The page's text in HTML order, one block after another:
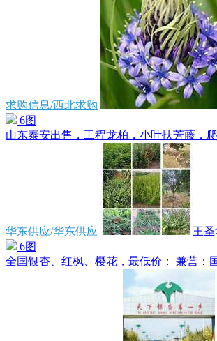
求购信息/西北求购
6图
山东泰安出售，工程龙柏，小叶扶芳藤，
华东供应/华东供应 王
6图
全国银杏、红枫、樱花，最低价： 兼营：